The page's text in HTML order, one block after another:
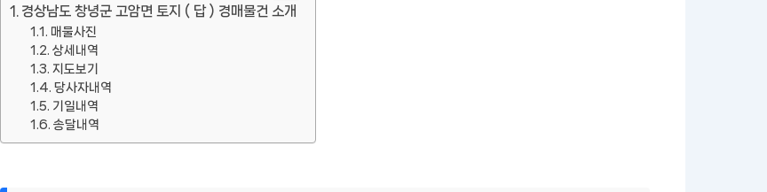
경상남도 창녕군 고암면 토지 ( 답 ) 경매물건 소개
매물사진
상세내역
지도보기
당사자내역
기일내역
송달내역